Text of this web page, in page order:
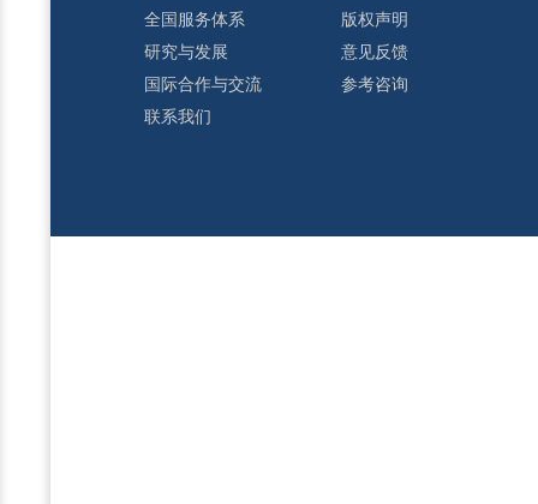
全国服务体系
研究与发展
国际合作与交流
联系我们
版权声明
意见反馈
参考咨询